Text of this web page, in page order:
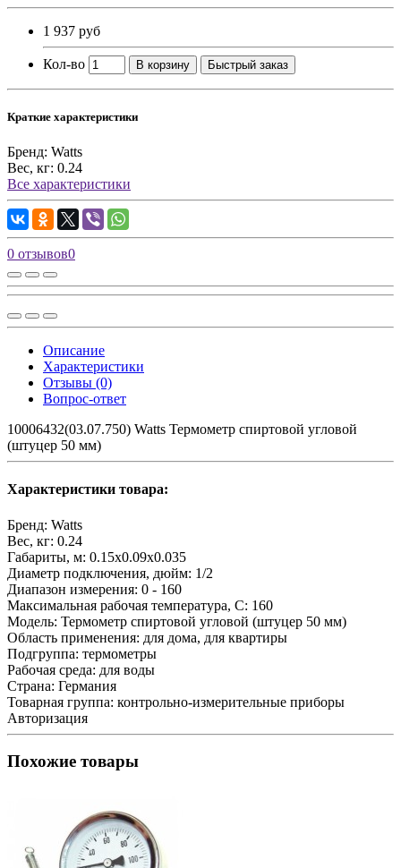
1 937 руб
Кол-во В корзину Быстрый заказ
Краткие характеристики
Бренд: Watts
Вес, кг: 0.24
Все характеристики
0 отзывов0
Описание
Характеристики
Отзывы (0)
Вопрос-ответ
10006432(03.07.750) Watts Термометр спиртовой угловой
(штуцер 50 мм)
Характеристики товара:
Бренд: Watts
Вес, кг: 0.24
Габариты, м: 0.15x0.09x0.035
Диаметр подключения, дюйм: 1/2
Диапазон измерения: 0 - 160
Максимальная рабочая температура, С: 160
Модель: Термометр спиртовой угловой (штуцер 50 мм)
Область применения: для дома, для квартиры
Подгруппа: термометры
Рабочая среда: для воды
Страна: Германия
Товарная группа: контрольно-измерительные приборы
Авторизация
Похожие товары